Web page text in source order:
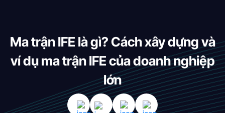
Ma trận IFE là gì? Cách xây dựng và
ví dụ ma trận IFE của doanh nghiệp
lớn